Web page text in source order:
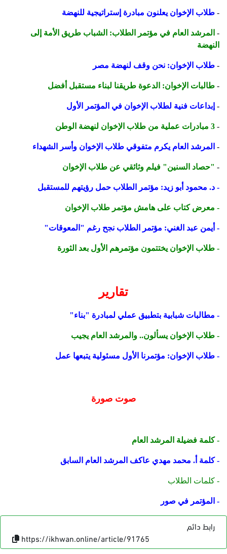
- طلاب الإخوان يعلنون مبادرة إستراتيجية للنهضة
- المرشد العام في مؤتمر الطلاب: الشباب طريق الأمة إلى
النهضة
- طلاب الإخوان: نحن وقف لنهضة مصر
- طالبات الإخوان: الدعوة طريقنا لبناء مستقبل أفضل
- إبداعات فنية لطلاب الإخوان في المؤتمر الأول
- 3 مبادرات عملية من طلاب الإخوان لنهضة الوطن
- المرشد العام يكرم متفوقي طلاب الإخوان وأسر الشهداء
- "حصاد السنين" فيلم وثائقي عن طلاب الإخوان
- د. محمود أبو زيد: مؤتمر الطلاب حمل رؤيتهم للمستقبل
- معرض كتاب على هامش مؤتمر طلاب الإخوان
- أيمن عبد الغني: مؤتمر الطلاب نجح رغم "المعوقات"
- طلاب الإخوان يختتمون مؤتمرهم الأول بعد الثورة
تقارير
- مطالبات شبابية بتطبيق عملي لمبادرة "بناء"
- طلاب الإخوان يسألون.. والمرشد العام يجيب
- طلاب الإخوان: مؤتمرنا الأول مسئولية يتبعها عمل
صوت صورة
- كلمة فضيلة المرشد العام
- كلمة أ. محمد مهدي عاكف المرشد العام السابق
- كلمات الطلاب
- المؤتمر في صور
رابط دائم
https://ikhwan.online/article/91765